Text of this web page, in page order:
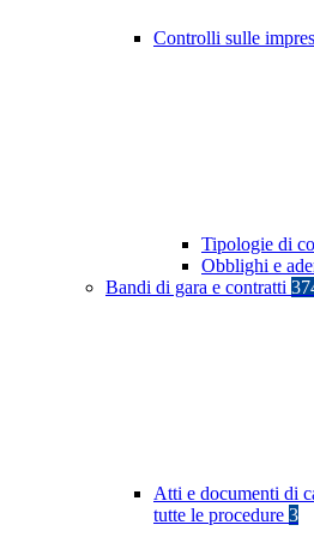
Controlli sulle
Tipologie di
Obblighi e
Bandi di gara e contratti
Atti e documenti di
tutte le procedure 3